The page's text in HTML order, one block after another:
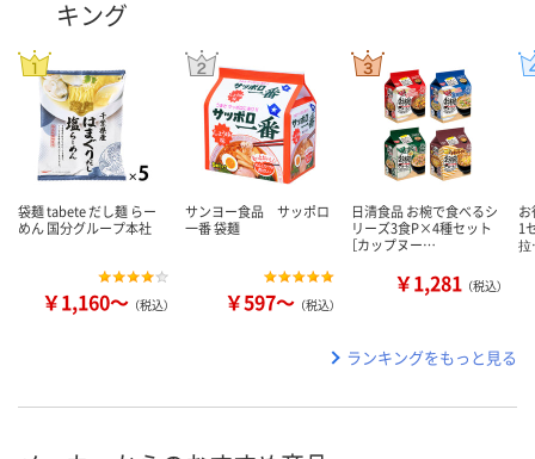
キング
袋麺 tabete だし麺 らー
めん 国分グループ本社
￥1,160～ （税込）
サンヨー食品 サッポロ
一番 袋麺
￥597～ （税込）
日清食品 お椀で食べるシ
リーズ3食P×4種セット
［カップヌー…
￥1,281 （税込）
1
ランキングをもっと見る